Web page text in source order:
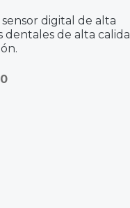
digital de alta
dentales de alta